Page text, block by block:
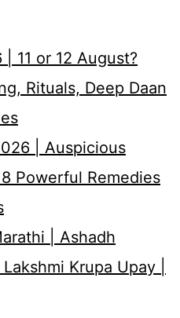
11 or 12 August?
Rituals, Deep Daan
| Auspicious
Powerful Remedies
| Ashadh
Krupa Upay |